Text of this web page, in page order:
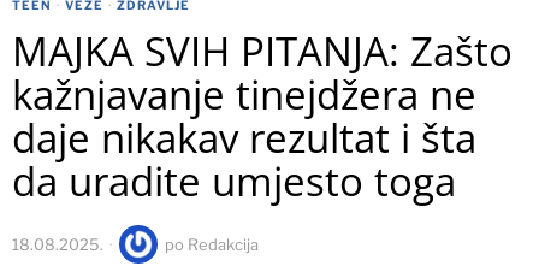
TEEN · VEZE · ZDRAVLJE
MAJKA SVIH PITANJA: Zašto
kažnjavanje tinejdžera ne
daje nikakav rezultat i šta
da uradite umjesto toga
18.08.2025. po Redakcija